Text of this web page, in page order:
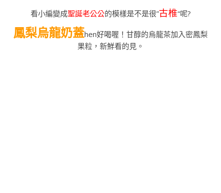
看小編變成聖誕老公公的模樣是不是很”古椎“呢?
鳳梨烏龍奶蓋hen好喝喔！甘醇的烏龍茶加入密鳳梨
果粒，新鮮看的見。